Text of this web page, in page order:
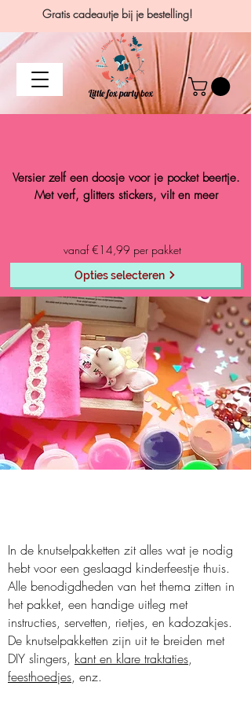
Gratis cadeautje bij je bestelling!
Versier zelf een doosje voor je pocket beertje.
Met verf, glitters stickers, vilt en meer
vanaf €14,99 per pakket
Opties selecteren
In de knutselpakketten zit alles wat je nodig
hebt voor een geslaagd kinderfeestje thuis.
Alle benodigdheden van het thema zitten in
het pakket, een handige uitleg met
instructies, servetten, rietjes, en kadozakjes.
De knutselpakketten zijn uit te breiden met
DIY slingers, kant en klare traktaties,
feesthoedjes, enz.